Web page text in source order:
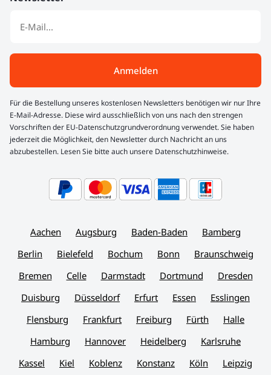
Anmelden
Für die Bestellung unseres kostenlosen Newsletters benötigen wir nur Ihre
E-Mail-Adresse. Diese wird ausschließlich von uns nach den strengen
Vorschriften der EU-Datenschutzgrundverordnung verwendet. Sie haben
jederzeit die Möglichkeit, den Newsletter durch Nachricht an uns
abzubestellen. Lesen Sie bitte auch unsere Datenschutzhinweise.
Aachen Augsburg Baden-Baden
Bamberg
Berlin
Bielefeld Bochum Bonn
Braunschweig
Bremen
Celle Darmstadt Dortmund
Dresden
Duisburg
Düsseldorf Erfurt Essen
Esslingen
Flensburg
Frankfurt Freiburg Fürth
Halle
Hamburg
Hannover Heidelberg
Karlsruhe
Kassel
Kiel Koblenz Konstanz Köln Leipzig